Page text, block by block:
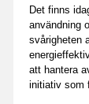
Det finns
användning
svårigheten
att hantera
initiativ som